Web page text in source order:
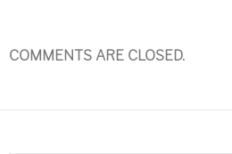
COMMENTS ARE CLOSED.